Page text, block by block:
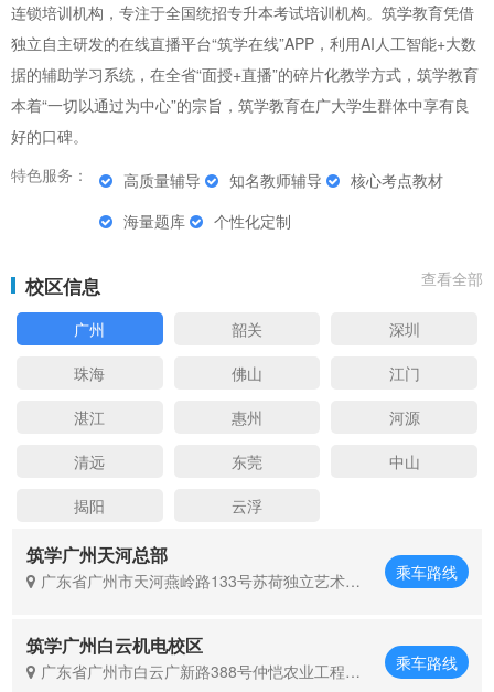
连锁培训机构，专注于全国统招专升本考试培训机构。筑学教育凭借
独立自主研发的在线直播平台“筑学在线”APP，利用AI人工智能+大数
据的辅助学习系统，在全省“面授+直播”的碎片化教学方式，筑学教育
本着“一切以通过为中心”的宗旨，筑学教育在广大学生群体中享有良
好的口碑。
特色服务：
高质量辅导 知名教师辅导
核心考点教材
海量题库
个性化定制
校区信息 查看全部
广州 韶关
深圳
珠海
佛山
江门
湛江
惠州
河源
清远
东莞
中山
揭阳
云浮
筑学广州天河总部
广东省广州市天河燕岭路133号苏荷独立艺术园
乘车路线
筑学广州白云机电校区
广东省广州市白云广新路388号仲恺农业工程学
乘车路线